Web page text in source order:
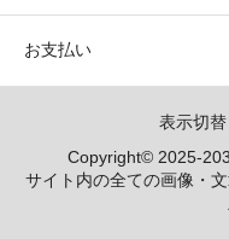
お支払い
表示切替
Copyright© 2025-
サイト内の全ての画像・